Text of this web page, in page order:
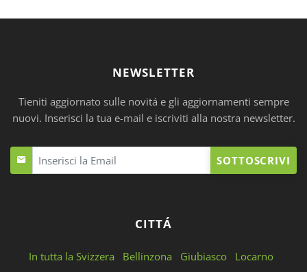
NEWSLETTER
Tieniti aggiornato sulle novitá e gli aggiornamenti sempre
nuovi. Inserisci la tua e-mail e iscriviti alla nostra newsletter.
SOTTOSCRIVI
CITTÁ
In tutta la Svizzera Bellinzona Giubiasco
Locarno